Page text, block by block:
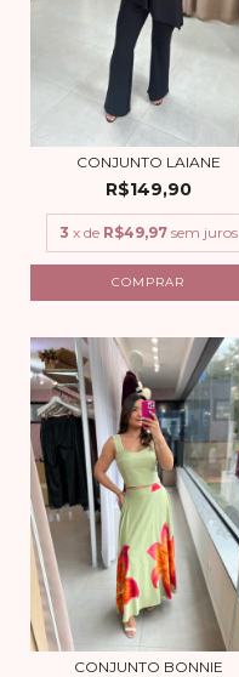
CONJUNTO LAIANE
R$149,90
3 x de R$49,97 sem juros
COMPRAR
CONJUNTO BONNIE